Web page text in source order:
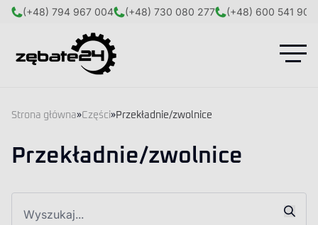
(+48) 794 967 004 (+48) 730 080 277 (+48) 600 541 908
Strona główna»Części»Przekładnie/zwolnice
Przekładnie/zwolnice